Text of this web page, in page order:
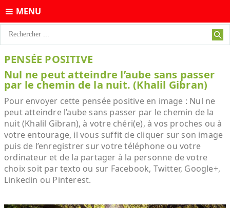
MENU
PENSÉE POSITIVE
Nul ne peut atteindre l’aube sans passer
par le chemin de la nuit. (Khalil Gibran)
Pour envoyer cette pensée positive en image : Nul ne
peut atteindre l’aube sans passer par le chemin de la
nuit (Khalil Gibran), à votre chéri(e), à vos proches ou à
votre entourage, il vous suffit de cliquer sur son image
puis de l’enregistrer sur votre téléphone ou votre
ordinateur et de la partager à la personne de votre
choix soit par texto ou sur Facebook, Twitter, Google+,
Linkedin ou Pinterest.